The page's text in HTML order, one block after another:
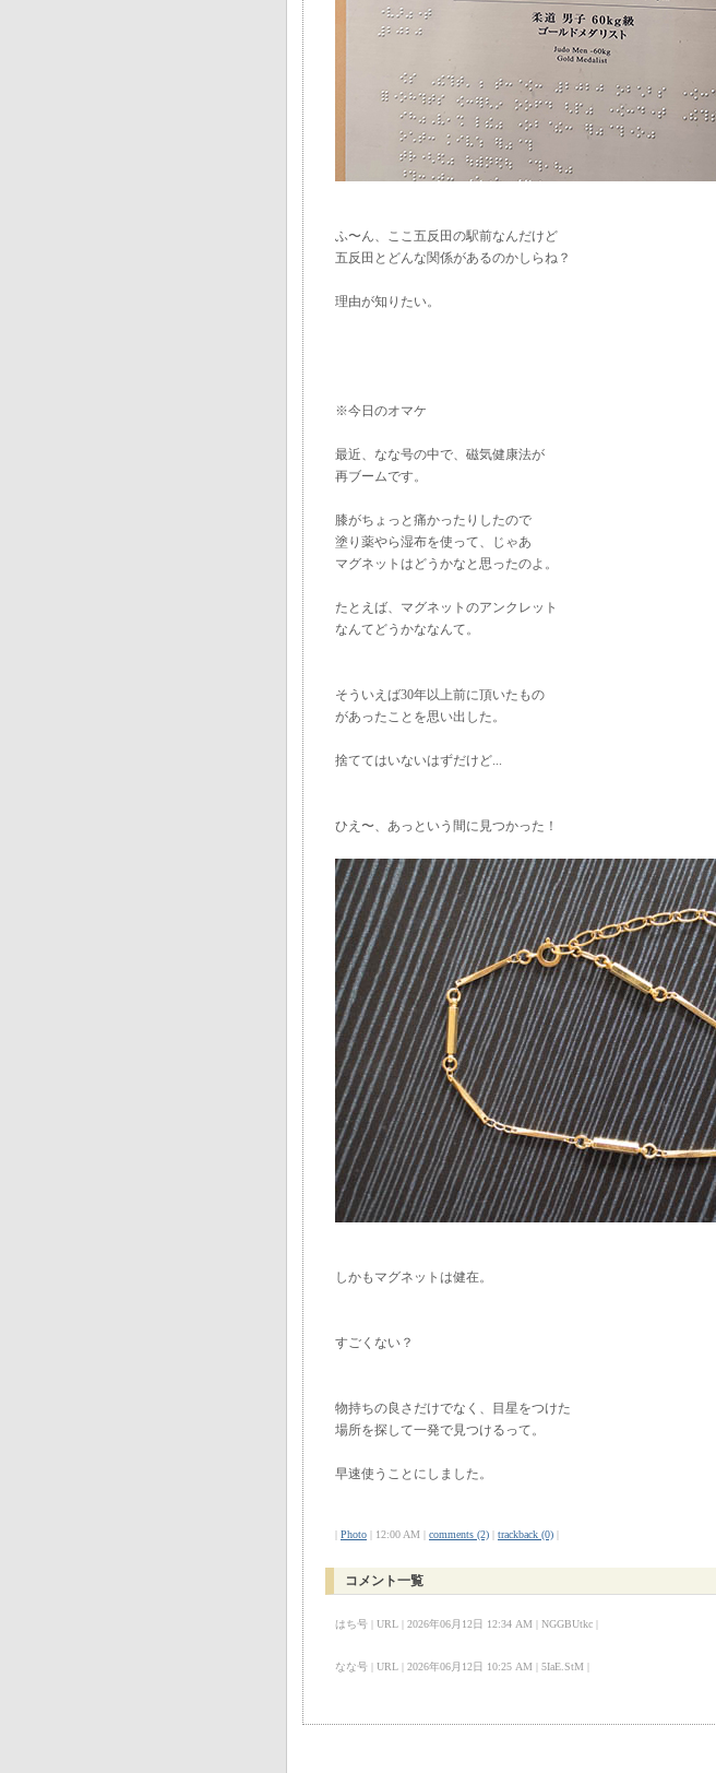
ふ〜ん、ここ五反田の駅前なんだけど
五反田とどんな関係があるのかしらね？
理由が知りたい。
※今日のオマケ
最近、なな号の中で、磁気健康法が
再ブームです。
膝がちょっと痛かったりしたので
塗り薬やら湿布を使って、じゃあ
マグネットはどうかなと思ったのよ。
たとえば、マグネットのアンクレット
なんてどうかななんて。
そういえば30年以上前に頂いたもの
があったことを思い出した。
捨ててはいないはずだけど...
ひえ〜、あっという間に見つかった！
しかもマグネットは健在。
すごくない？
物持ちの良さだけでなく、目星をつけた
場所を探して一発で見つけるって。
早速使うことにしました。
| Photo | 12:00 AM | comments (2) | trackback (0) |
コメント一覧
はち号 | URL | 2026年06月12日 12:34 AM | NGGBUtkc |
なな号 | URL | 2026年06月12日 10:25 AM | 5IaE.StM |